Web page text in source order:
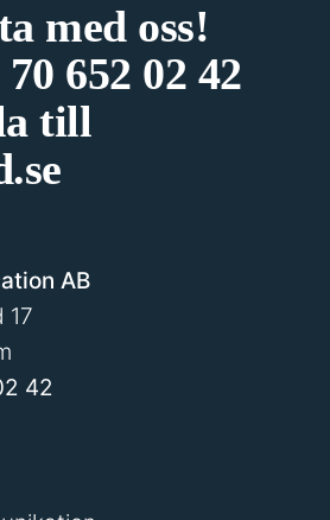
med oss!
652 02 42
till
AB
17
42